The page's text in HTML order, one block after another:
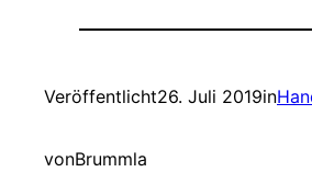
Veröffentlicht26. Juli 2019in
vonBrummla